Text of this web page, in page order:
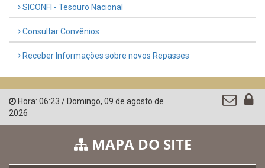
SICONFI - Tesouro Nacional
Consultar Convênios
Receber Informações sobre novos Repasses
Hora: 06:23 / Domingo, 09 de agosto de
2026
MAPA DO SITE